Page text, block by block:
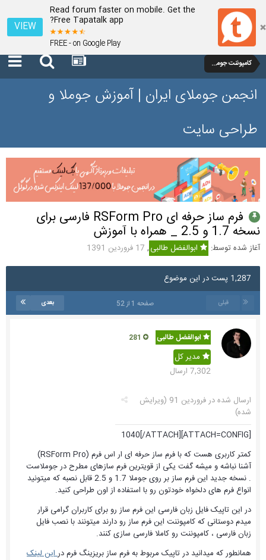
Read forum faster on mobile. Get the
Free Tapatalk app?
FREE - on Google Play
VIEW
کامپوننت جوملا 1.7 و 2.5
انجمن جوملای ایران | آموزش جوملا و
طراحی سایت
فرم ساز حرفه ای RSForm Pro فارسی برای
نسخه 1.7 و 2.5 _ همراه با آموزش
آغاز شده توسط: ابوالفضل طالبی, 17 فروردین 1391
1,287 پست در این موضوع
قبلی بعدی صفحه 1 از 52
ابوالفضل طالبی
مدیر کل
7,302 ارسال
ارسال شده درفروردین 91
(ویرایش
شده)
[ATTACH=CONFIG]1040[/ATTACH]
کمتر کاربری هست که با فرم ساز حرفه ای ار اس فرم (RSForm Pro)
آشنا نباشه و میشه گفت یکی از قویترین فرم سازهای مطرح در جوملاست
. نسخه جدید این فرم ساز بر روی جوملا 1.7 و 2.5 قابل نصبه که میتونید
انواع فرم های دلخواه خودتون رو با استفاده از اون طراحی کنید.
در این تاپیک فایل زبان فارسی این فرم ساز رو برای کاربران گرامی قرار
میدم دوستانی که کامپوننت این فرم ساز رو دارند میتونند با نصب فایل
زبان فارسی ، کامپوننت رو کاملا فارسی سازی کنند.
همانطور که میدانید در تاپیک مربوط به فرم ساز بریزینگ فرم دراین لینک